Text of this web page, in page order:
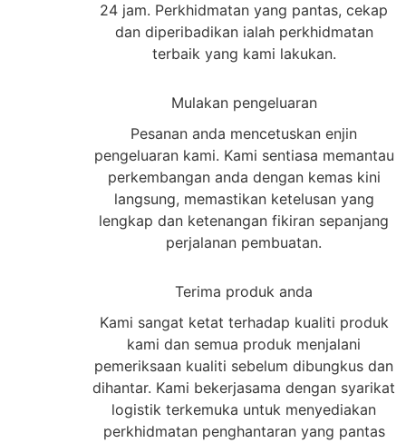
24 jam. Perkhidmatan yang pantas, cekap
dan diperibadikan ialah perkhidmatan
terbaik yang kami lakukan.
Mulakan pengeluaran
Pesanan anda mencetuskan enjin
pengeluaran kami. Kami sentiasa memantau
perkembangan anda dengan kemas kini
langsung, memastikan ketelusan yang
lengkap dan ketenangan fikiran sepanjang
perjalanan pembuatan.
Terima produk anda
Kami sangat ketat terhadap kualiti produk
kami dan semua produk menjalani
pemeriksaan kualiti sebelum dibungkus dan
dihantar. Kami bekerjasama dengan syarikat
logistik terkemuka untuk menyediakan
perkhidmatan penghantaran yang pantas